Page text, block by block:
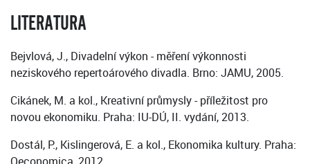
LITERATURA
Bejvlová, J., Divadelní výkon - měření výkonnosti
neziskového repertoárového divadla. Brno: JAMU, 2005.
Cikánek, M. a kol., Kreativní průmysly - příležitost pro
novou ekonomiku. Praha: IU-DÚ, II. vydání, 2013.
Dostál, P., Kislingerová, E. a kol., Ekonomika kultury. Praha: